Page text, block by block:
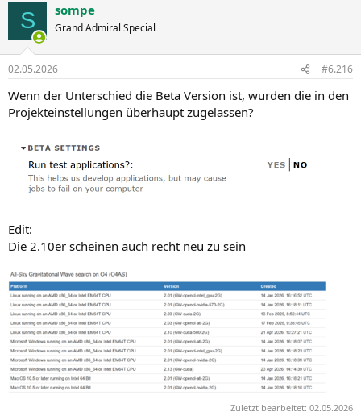
S sompe
Grand Admiral Special
02.05.2026 #6.216
Wenn der Unterschied die Beta Version ist, wurden die in den
Projekteinstellungen überhaupt zugelassen?
Edit:
Die 2.10er scheinen auch recht neu zu sein
Zuletzt bearbeitet: 02.05.2026